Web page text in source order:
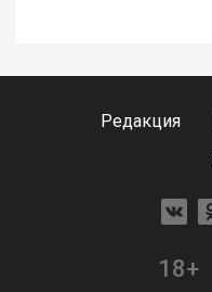
Редакция
18+